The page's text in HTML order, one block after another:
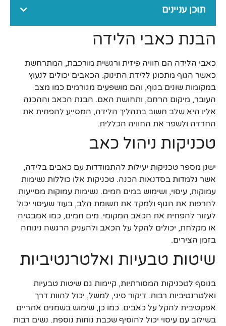
תוכן עניינים
הבנת כאבי הלידה
כאבי הלידה הם חוויה פיזית ורגשית מורכבת, המתרחשת
כאשר הגוף מתכונן ללידת התינוק. הכאבים יכולים לנעוץ
במקומות שונים בגוף, והם מושפעים מגורמים כמו מצב
העובר, מיקום הרחם, ותחושת האם. הבנת הכאב וההכנה
אליו היא שלב חשוב בתהליך הלידה, המסייע להפחית את
החרדה ולשפר את החוויה הכללית.
טכניקות ניהול כאב
ישנן מספר טכניקות יעילות להתמודדות עם כאבים בלידה,
אשר נלמדות בסדנאות הכנה. טכניקות אלו כוללות נשימות
עמוקות, עיסוי, ושימוש במים חמים. נשימות עמוקות מסייעות
להרפות את הגוף ולמקד את תשומת הלב, בעוד שעיסוי יכול
לעזור להפחית את הכאב המקומי. מים חמים, כמו אמבטיה
או מקלחת, יכולים להקל על הכאב ולהעניק הרגשה נינוחה
בזמן הצירים.
שיטות טבעיות ואלטרנטיביות
בנוסף לטכניקות המסורתיות, קיימות גם שיטות טבעיות
ואלטרנטיביות רבות. דיקור סיני, למשל, יכול להוות דרך
אפקטיבית להקל על כאבים. כמו כן, שימוש בשמנים אתריים
בשילוב עם עיסוי יכול להוסיף שכבת נוחות נוספת. נשים רבות